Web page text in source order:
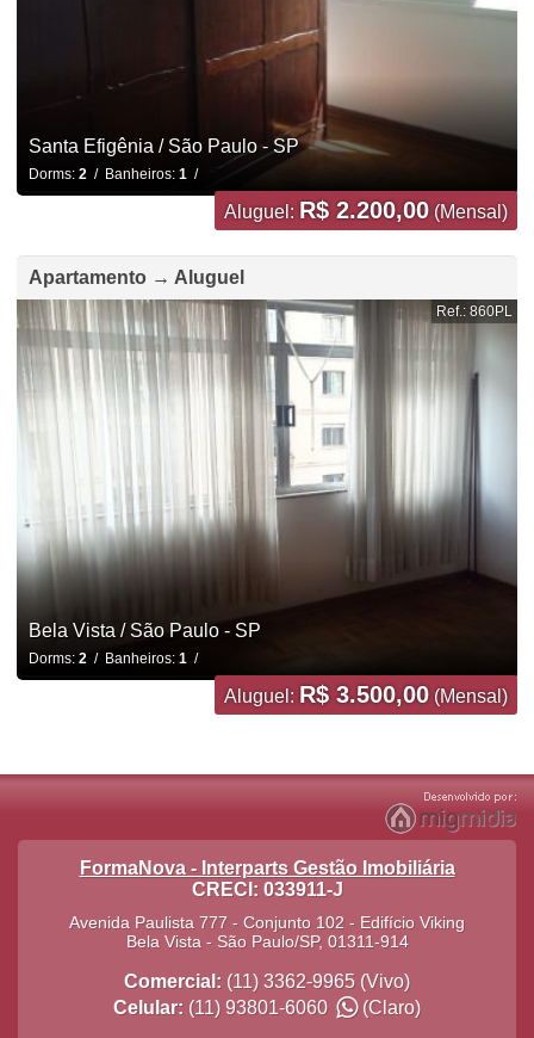
Santa Efigênia / São Paulo - SP
Dorms: 2 / Banheiros: 1 /
Aluguel: R$ 2.200,00 (Mensal)
Apartamento → Aluguel
Ref.: 860PL
Bela Vista / São Paulo - SP
Dorms: 2/ Banheiros: 1/
Aluguel: R$ 3.500,00 (Mensal)
FormaNova - Interparts Gestão Imobiliária
CRECI: 033911-J
Avenida Paulista 777 - Conjunto 102 - Edifício Viking
Bela Vista- São Paulo/SP, 01311-914
Comercial: (11) 3362-9965 (Vivo)
Celular: (11) 93801-6060 (Claro)